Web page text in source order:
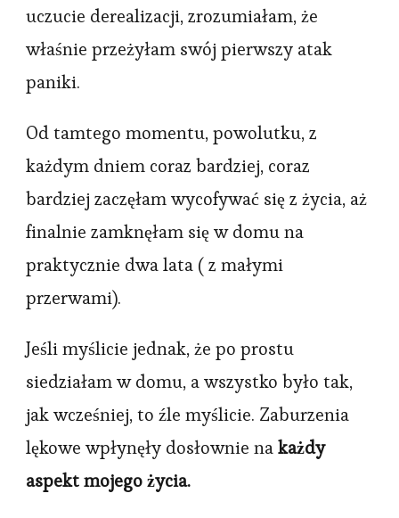
uczucie derealizacji, zrozumiałam, że
właśnie przeżyłam swój pierwszy atak
paniki.
Od tamtego momentu, powolutku, z
każdym dniem coraz bardziej, coraz
bardziej zaczęłam wycofywać się z życia, aż
finalnie zamknęłam się w domu na
praktycznie dwa lata ( z małymi
przerwami).
Jeśli myślicie jednak, że po prostu
siedziałam w domu, a wszystko było tak,
jak wcześniej, to źle myślicie. Zaburzenia
lękowe wpłynęły dosłownie nakażdy
aspekt mojego życia.